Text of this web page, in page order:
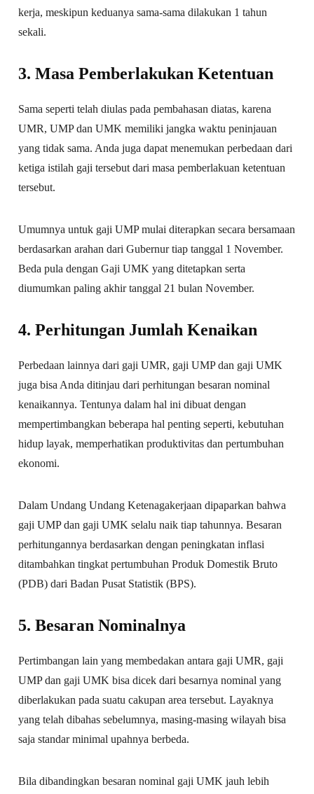
kerja, meskipun keduanya sama-sama dilakukan 1 tahun
sekali.
3. Masa Pemberlakukan Ketentuan
Sama seperti telah diulas pada pembahasan diatas, karena
UMR, UMP dan UMK memiliki jangka waktu peninjauan
yang tidak sama. Anda juga dapat menemukan perbedaan dari
ketiga istilah gaji tersebut dari masa pemberlakuan ketentuan
tersebut.
Umumnya untuk gaji UMP mulai diterapkan secara bersamaan
berdasarkan arahan dari Gubernur tiap tanggal 1 November.
Beda pula dengan Gaji UMK yang ditetapkan serta
diumumkan paling akhir tanggal 21 bulan November.
4. Perhitungan Jumlah Kenaikan
Perbedaan lainnya dari gaji UMR, gaji UMP dan gaji UMK
juga bisa Anda ditinjau dari perhitungan besaran nominal
kenaikannya. Tentunya dalam hal ini dibuat dengan
mempertimbangkan beberapa hal penting seperti, kebutuhan
hidup layak, memperhatikan produktivitas dan pertumbuhan
ekonomi.
Dalam Undang Undang Ketenagakerjaan dipaparkan bahwa
gaji UMP dan gaji UMK selalu naik tiap tahunnya. Besaran
perhitungannya berdasarkan dengan peningkatan inflasi
ditambahkan tingkat pertumbuhan Produk Domestik Bruto
(PDB) dari Badan Pusat Statistik (BPS).
5. Besaran Nominalnya
Pertimbangan lain yang membedakan antara gaji UMR, gaji
UMP dan gaji UMK bisa dicek dari besarnya nominal yang
diberlakukan pada suatu cakupan area tersebut. Layaknya
yang telah dibahas sebelumnya, masing-masing wilayah bisa
saja standar minimal upahnya berbeda.
Bila dibandingkan besaran nominal gaji UMK jauh lebih